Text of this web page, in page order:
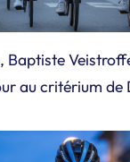
Baptiste
au critérium de